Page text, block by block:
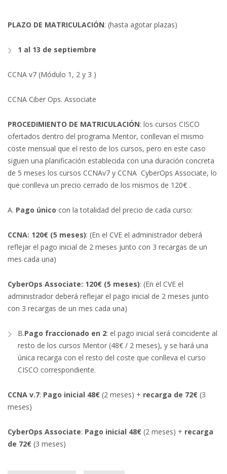
PLAZO DE MATRICULACIÓN: (hasta agotar plazas)
1 al 13 de septiembre
CCNA v7 (Módulo 1, 2 y 3 )
CCNA Ciber Ops. Associate
PROCEDIMIENTO DE MATRICULACIÓN: los cursos CISCO
ofertados dentro del programa Mentor, conllevan el mismo
coste mensual que el resto de los cursos, pero en este caso
siguen una planificación establecida con una duración concreta
de 5 meses los cursos CCNAv7 y CCNA CyberOps Associate, lo
que conlleva un precio cerrado de los mismos de 120€ .
A. Pago único con la totalidad del precio de cada curso:
CCNA: 120€ (5 meses): (En el CVE el administrador deberá
reflejar el pago inicial de 2 meses junto con 3 recargas de un
mes cada una)
CyberOps Associate: 120€ (5 meses): (En el CVE el
administrador deberá reflejar el pago inicial de 2 meses junto
con 3 recargas de un mes cada una)
B.Pago fraccionado en 2: el pago inicial será coincidente al
resto de los cursos Mentor (48€ / 2 meses), y se hará una
única recarga con el resto del coste que conlleva el curso
CISCO correspondiente.
CCNA v.7: Pago inicial 48€ (2 meses) + recarga de 72€ (3
meses)
CyberOps Associate: Pago inicial 48€ (2 meses) + recarga
de 72€ (3 meses)